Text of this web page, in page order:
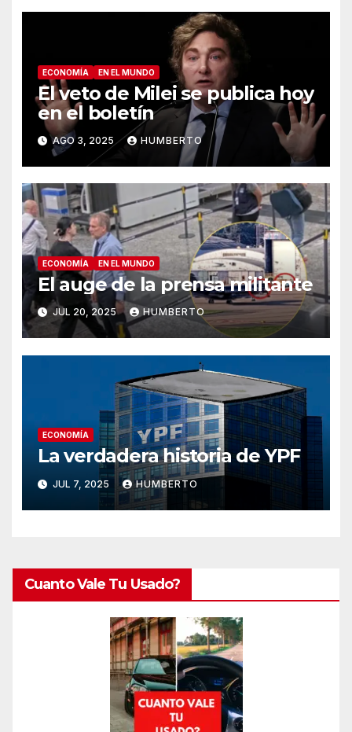
ECONOMÍA EN EL MUNDO
El veto de Milei se publica hoy
en el boletín
AGO 3, 2025 HUMBERTO
ECONOMÍA EN EL MUNDO
El auge de la prensa militante
JUL 20, 2025 HUMBERTO
ECONOMÍA
La verdadera historia de YPF
JUL 7, 2025 HUMBERTO
Cuanto Vale Tu Usado?